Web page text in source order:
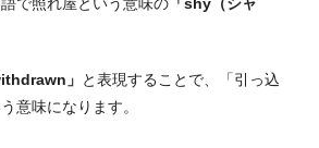
」 と表現することで、「引っ込
意味になります。